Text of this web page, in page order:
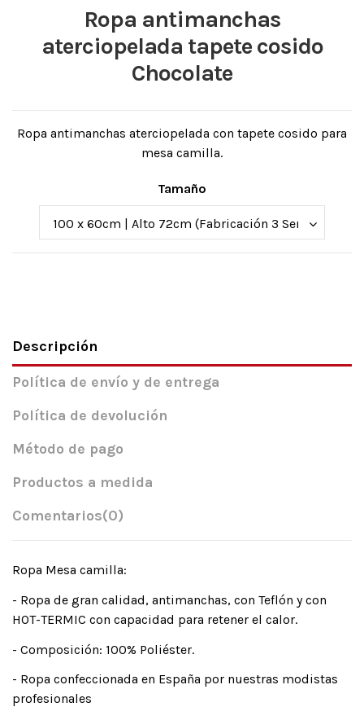
Ropa antimanchas
aterciopelada tapete cosido
Chocolate
Ropa antimanchas aterciopelada con tapete cosido para
mesa camilla.
Tamaño
Descripción
Política de envío y de entrega
Política de devolución
Método de pago
Productos a medida
Comentarios(0)
Ropa Mesa camilla:
- Ropa de gran calidad, antimanchas, con Teflón y con
HOT-TERMIC con capacidad para retener el calor.
- Composición: 100% Poliéster.
- Ropa confeccionada en España por nuestras modistas
profesionales